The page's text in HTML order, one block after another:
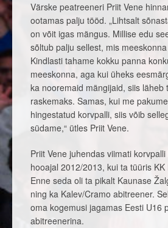
Värske peatreeneri Priit Vene
ootamas palju tööd. „Lihtsalt
on võit igas mängus. Millise edu
sõltub palju sellest, mis
Kindlasti tahame kokku panna
meeskonna, aga kui üheks
ka nooremaid mängijaid, siis läheb
raskemaks. Samas, kui me
hingestatud korvpalli, siis võib
südame,“ ütles Priit Vene.
Priit Vene juhendas viimati
hooajal 2012/2013, kui ta tüüris
Enne seda oli ta pikalt Kaunase
ning ka Kalev/Cramo abitreener.
oma kogemusi jagamas Eesti U16
abitreenerina.